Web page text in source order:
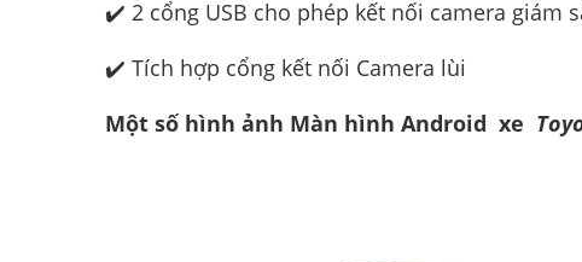
✔️ 2 cổng USB cho phép kết nối camera giám
✔️ Tích hợp cổng kết nối Camera lùi
Một số hình ảnh Màn hình Android xe